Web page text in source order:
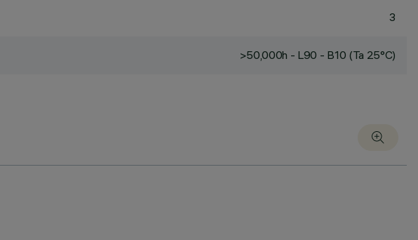
3
>50,000h - L90 - B10 (Ta 25°C)